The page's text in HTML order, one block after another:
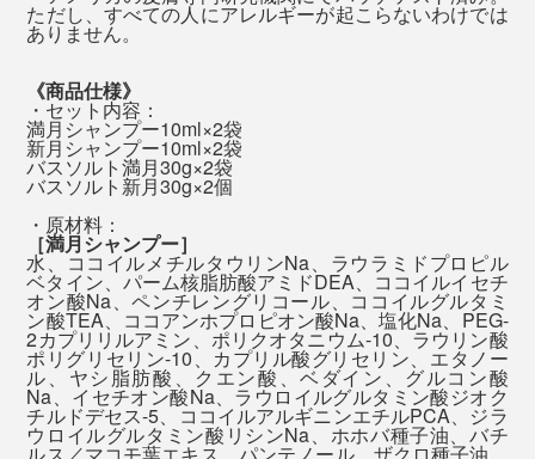
す。
自然の香りをかぐと、私たちが山や森で感じた癒しの体
験とつながって、心地よさを呼び覚ましてくれるそう。
全身を洗ったら、一気にシャワーで流して終了。洗い流
「泡パック」した髪は、しっとりまとまって、指どおり
なめらか。髪を乾かした後も、しっとり感が続いて、ヘ
アオイルでケアしたようにまとまります。
湯上り後の顔も体も、しっとり。タオルで拭いた後も、
肌がつっぱる感じは、まずありません。
バスソルトと全身シャンプーの使い方を説明したご案内カード入り
発汗作用や、角質を柔らかくして汚れを落としやすくす
るといった高い温浴効果で、全身ホカホカ、肌しっと
り。
シャワーを浴びているうちに、急に、「あ、書き出しは
こうしよう」「こんな言葉があったな」と、アイデアが
心地よい脳のシャワー体験、忙しいあの人に、ぜひ贈っ
てください。
ただし、すべての人にアレルギーが起こらないわけでは
ありません。
《商品仕様》
・セット内容：
満月シャンプー10ml×2袋
新月シャンプー10ml×2袋
バスソルト満月30g×2袋
バスソルト新月30g×2個
・原材料：
［満月シャンプー］
水、ココイルメチルタウリンNa、ラウラミドプロピル
ベタイン、パーム核脂肪酸アミドDEA、ココイルイセチ
オン酸Na、ペンチレングリコール、ココイルグルタミ
ン酸TEA、ココアンホプロピオン酸Na、塩化Na、PEG-
2カプリリルアミン、ポリクオタニウム-10、ラウリン酸
ポリグリセリン-10、カプリル酸グリセリン、エタノー
ル、ヤシ脂肪酸、クエン酸、ベダイン、グルコン酸
Na、イセチオン酸Na、ラウロイルグルタミン酸ジオク
チルドデセス-5、ココイルアルギニンエチルPCA、ジラ
ウロイルグルタミン酸リシンNa、ホホバ種子油、バチ
ルス／マコモ葉エキス、パンテノール、ザクロ種子油、